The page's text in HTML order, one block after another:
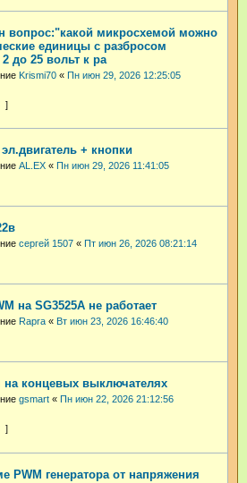
вопрос:"какой микросхемой можно
единицы с разбросом
до 25 вольт к ра
Krismi70 « Пн июн 29, 2026 12:25:05
+ кнопки
AL.EX « Пн июн 29, 2026 11:41:05
сергей 1507 « Пт июн 26, 2026 08:21:14
на SG3525A не работает
Rapra « Вт июн 23, 2026 16:46:40
на концевых выключателях
gsmart « Пн июн 22, 2026 21:12:56
PWM генератора от напряжения